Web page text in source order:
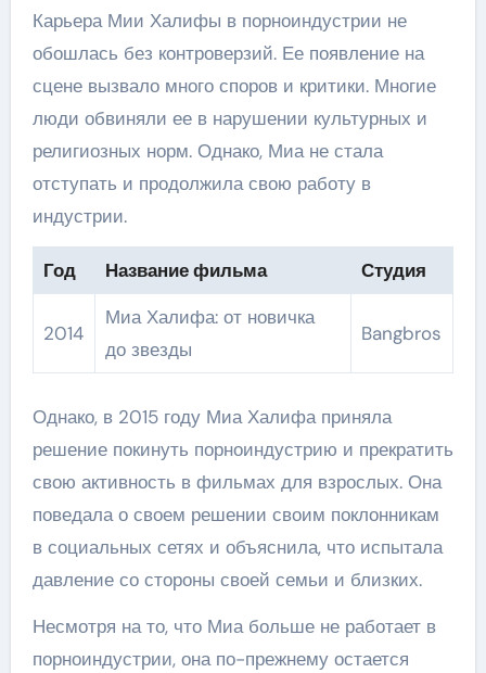
Карьера Мии Халифы в порноиндустрии не
обошлась без контроверзий. Ее появление на
сцене вызвало много споров и критики. Многие
люди обвиняли ее в нарушении культурных и
религиозных норм. Однако, Миа не стала
отступать и продолжила свою работу в
индустрии.
Год Название фильма Студия
2014
Миа Халифа: от новичка
до звезды
Bangbros
Однако, в 2015 году Миа Халифа приняла
решение покинуть порноиндустрию и прекратить
свою активность в фильмах для взрослых. Она
поведала о своем решении своим поклонникам
в социальных сетях и объяснила, что испытала
давление со стороны своей семьи и близких.
Несмотря на то, что Миа больше не работает в
порноиндустрии, она по-прежнему остается